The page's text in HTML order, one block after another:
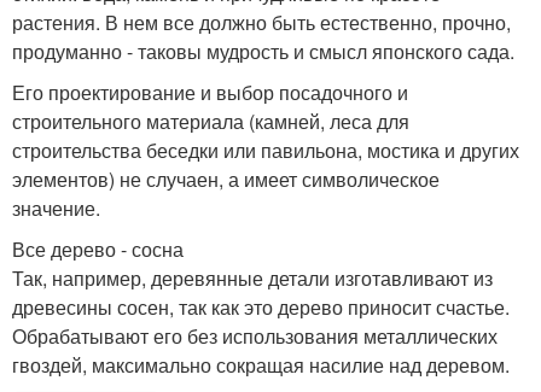
растения. В нем все должно быть естественно, прочно,
продуманно - таковы мудрость и смысл японского сада.
Его проектирование и выбор посадочного и
строительного материала (камней, леса для
строительства беседки или павильона, мостика и других
элементов) не случаен, а имеет символическое
значение.
Все дерево - сосна
Так, например, деревянные детали изготавливают из
древесины сосен, так как это дерево приносит счастье.
Обрабатывают его без использования металлических
гвоздей, максимально сокращая насилие над деревом.